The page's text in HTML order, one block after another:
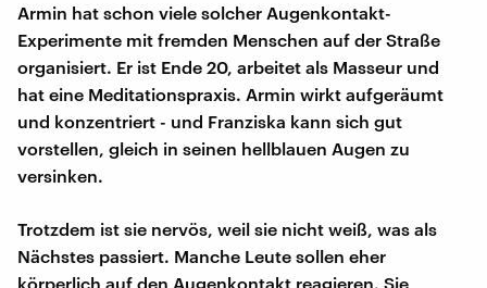
Armin hat schon viele solcher Augenkontakt-
Experimente mit fremden Menschen auf der Straße
organisiert. Er ist Ende 20, arbeitet als Masseur und
hat eine Meditationspraxis. Armin wirkt aufgeräumt
und konzentriert - und Franziska kann sich gut
vorstellen, gleich in seinen hellblauen Augen zu
versinken.
Trotzdem ist sie nervös, weil sie nicht weiß, was als
Nächstes passiert. Manche Leute sollen eher
körperlich auf den Augenkontakt reagieren. Sie